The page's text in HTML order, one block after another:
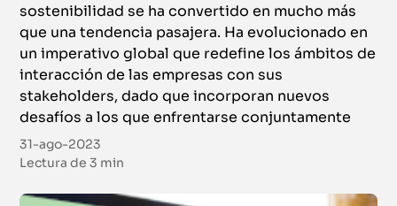
sostenibilidad se ha convertido en mucho más
que una tendencia pasajera. Ha evolucionado en
un imperativo global que redefine los ámbitos de
interacción de las empresas con sus
stakeholders, dado que incorporan nuevos
desafíos a los que enfrentarse conjuntamente
31-ago-2023
Lectura de3 min